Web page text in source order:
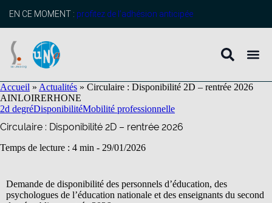
principal
EN CE MOMENT : profitez de l’adhésion anticipée
Accueil » Actualités » Circulaire : Disponibilité 2D – rentrée 2026
AINLOIRERHONE
2d degréDisponibilitéMobilité professionnelle
Circulaire : Disponibilité 2D – rentrée 2026
Temps de lecture : 4 min - 29/01/2026
Demande de disponibilité des personnels d’éducation, des
psychologues de l’éducation nationale et des enseignants du second